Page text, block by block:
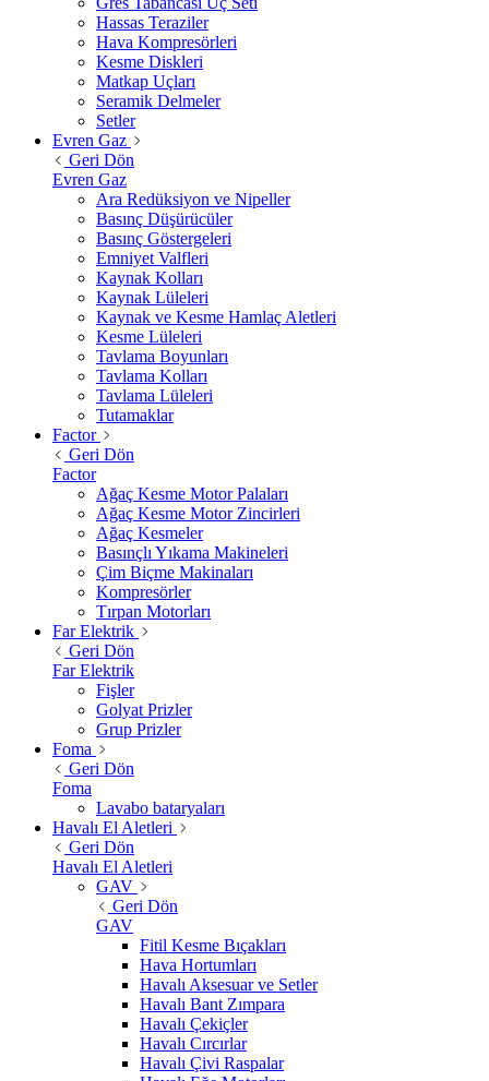
Hassas Teraziler
Hava Kompresörleri
Kesme Diskleri
Matkap Uçları
Seramik Delmeler
Setler
Evren Gaz
Geri Dön
Evren Gaz
Ara Redüksiyon ve Nipeller
Basınç Düşürücüler
Basınç Göstergeleri
Emniyet Valfleri
Kaynak Kolları
Kaynak Lüleleri
Kaynak ve Kesme Hamlaç Aletleri
Kesme Lüleleri
Tavlama Boyunları
Tavlama Kolları
Tavlama Lüleleri
Tutamaklar
Factor
Geri Dön
Factor
Ağaç Kesme Motor Palaları
Ağaç Kesme Motor Zincirleri
Ağaç Kesmeler
Basınçlı Yıkama Makineleri
Çim Biçme Makinaları
Kompresörler
Tırpan Motorları
Far Elektrik
Geri Dön
Far Elektrik
Fişler
Golyat Prizler
Grup Prizler
Foma
Geri Dön
Foma
Lavabo bataryaları
Havalı El Aletleri
Geri Dön
Havalı El Aletleri
GAV
Geri Dön
GAV
Fitil Kesme Bıçakları
Hava Hortumları
Havalı Aksesuar ve Setler
Havalı Bant Zımpara
Havalı Çekiçler
Havalı Cırcırlar
Havalı Çivi Raspalar